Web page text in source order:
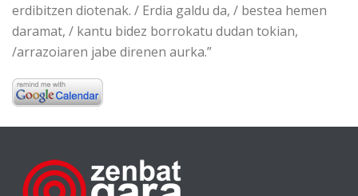
erdibitzen diotenak. / Erdia galdu da, / bestea hemen
daramat, / kantu bidez borrokatu dudan tokian,
/arrazoiaren jabe direnen aurka.”